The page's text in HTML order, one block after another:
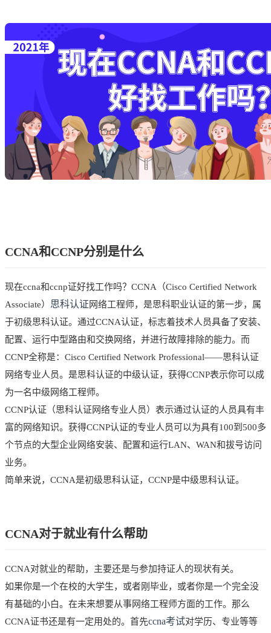
CCNA和CCNP分别是什么
现在ccna和ccnp证好找工作吗？CCNA（Cisco Certified Network
Associate） 思科认证 网络工程师，是思科职业认证的第一步，属
于初级思科认证。通过CCNA认证，标志着技术人员具备了安装、
配置、运行中型路由和交换网络，并进行故障排除的能力。而
CCNP全称是：Cisco Certified Network Professional——思科认证
网络专业人员。是思科认证的中级认证，获得CCNP表示你可以成
为一名中级网络工程师。
CCNP认证（思科认证网络专业人员）表示通过认证的人员具有丰
富的网络知识。获得CCNP认证的专业人员可以为具有100到500多
个节点的大型企业网络安装、配置和运行LAN、WAN和拔号访问
业务。
简单来说，CCNA是初级思科认证，CCNP是中级思科认证。
CCNA对于就业有什么帮助
CCNA对就业的帮助，主要还是与参加持证人的现状有关。
如果你是一个在校的大学生，或者刚毕业，或者你是一个完全没
有基础的小白。在未来想要从事网络工程师方面的工作。那么
CCNA证书还是有一定用处的。首先ccna考试对学历、专业等等